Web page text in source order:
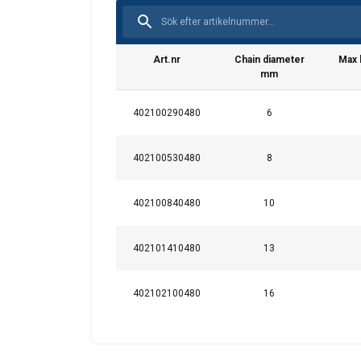
Art.nr
Chain diameter
mm
Max
402100290480 6
402100530480 8
402100840480 10
402101410480 13
402102100480 16
Denna
information om
användning av